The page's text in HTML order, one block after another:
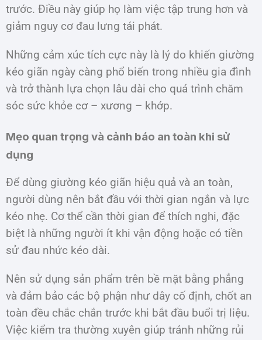
trước. Điều này giúp họ làm việc tập trung hơn và
giảm nguy cơ đau lưng tái phát.
Những cảm xúc tích cực này là lý do khiến giường
kéo giãn ngày càng phổ biến trong nhiều gia đình
và trở thành lựa chọn lâu dài cho quá trình chăm
sóc sức khỏe cơ – xương – khớp.
Mẹo quan trọng và cảnh báo an toàn khi sử
dụng
Để dùng giường kéo giãn hiệu quả và an toàn,
người dùng nên bắt đầu với thời gian ngắn và lực
kéo nhẹ. Cơ thể cần thời gian để thích nghi, đặc
biệt là những người ít khi vận động hoặc có tiền
sử đau nhức kéo dài.
Nên sử dụng sản phẩm trên bề mặt bằng phẳng
và đảm bảo các bộ phận như dây cố định, chốt an
toàn đều chắc chắn trước khi bắt đầu buổi trị liệu.
Việc kiểm tra thường xuyên giúp tránh những rủi